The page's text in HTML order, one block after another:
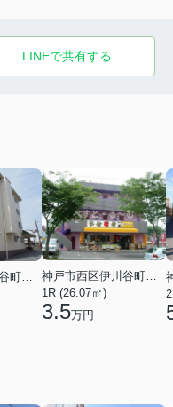
LINEで共有する
神戸市西区伊川谷町有瀬
神戸市西区伊川谷町有瀬
1R (26.07㎡)
3.5万円